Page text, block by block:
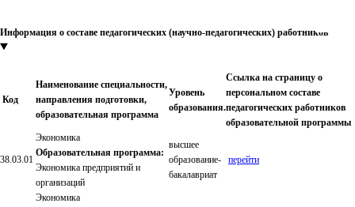
Информация о составе педагогических (научно-педагогических) работников
Код
Наименование специальности,
направления подготовки,
образовательная программа
Уровень
образования.
Ссылка на страницу о
персональном составе
педагогических работников
образовательной программы
38.03.01
Экономика
Образовательная программа:
Экономика предприятий и
организаций
высшее
образование-
бакалавриат
перейти
Экономика